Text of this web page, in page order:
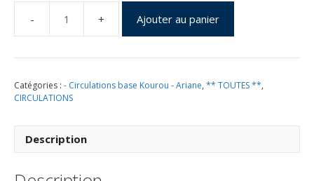
quantité
de
Lancement
539
Ajouter au panier
Catégories : - Circulations base Kourou - Ariane, ** TOUTES **,
CIRCULATIONS
Description